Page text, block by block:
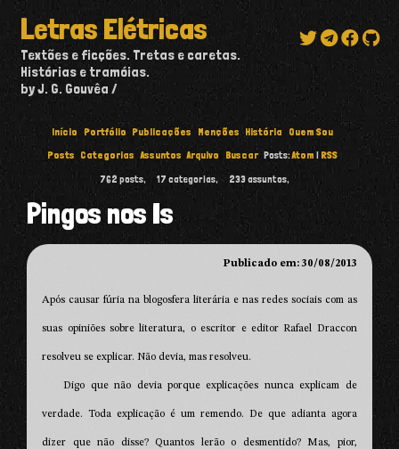
Letras Elétricas
Textões e ficções. Tretas e caretas.
Histórias e tramóias.
by J. G. Gouvêa
Início Portfólio Publicações Menções História
Quem Sou
Posts Categorias Assuntos Arquivo Buscar Posts:Atom | RSS
762 posts, 17 categorias, 233assuntos,
Pingos nos Is
Publicado em: 30/08/2013
Após causar fúria na blogosfera literária e nas redes sociais com as
suas opiniões sobre literatura, o escritor e editor Rafael Draccon
resolveu se explicar. Não devia, mas resolveu.
Digo que não devia porque explicações nunca explicam de
verdade. Toda explicação é um remendo. De que adianta agora
dizer que não disse? Quantos lerão o desmentido? Mas, pior,